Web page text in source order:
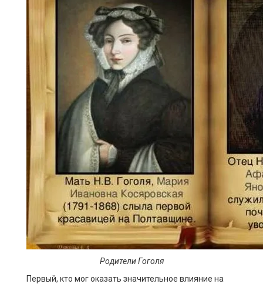
Родители Гоголя
Первый, кто мог оказать значительное влияние на